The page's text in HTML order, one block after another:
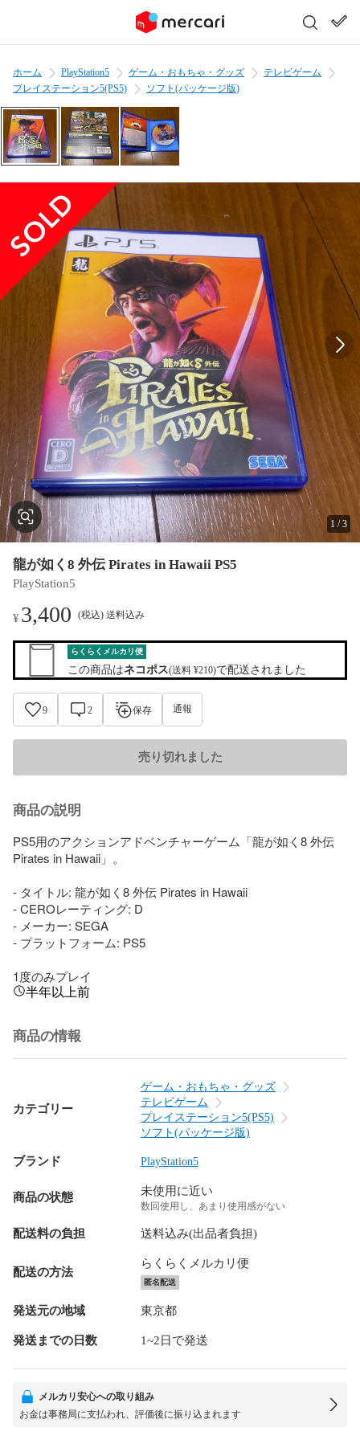
ホーム PlayStation5 ゲーム・おもちゃ・グッズ
テレビゲーム
プレイステーション5(PS5)
ソフト(パッケージ版)
1 /3
龍が如く8 外伝 Pirates in Hawaii PS5
PlayStation5
¥3,400 (税込) 送料込み
らくらくメルカリ便
この商品はネコポス(送料 ¥210)で配送されました
9 2 保存 通報
売り切れました
商品の説明
PS5用のアクションアドベンチャーゲーム「龍が如く8 外伝
Pirates in Hawaii」。
- タイトル: 龍が如く8 外伝 Pirates in Hawaii
- CEROレーティング: D
- メーカー: SEGA
- プラットフォーム: PS5
1度のみプレイ
半年以上前
商品の情報
カテゴリー
ゲーム・おもちゃ・グッズ
テレビゲーム
プレイステーション5(PS5)
ソフト(パッケージ版)
ブランド PlayStation5
商品の状態 未使用に近い
数回使用し、あまり使用感がない
配送料の負担 送料込み(出品者負担)
配送の方法
らくらくメルカリ便
匿名配送
発送元の地域 東京都
発送までの日数 1~2日で発送
メルカリ安心への取り組み
お金は事務局に支払われ、評価後に振り込まれます